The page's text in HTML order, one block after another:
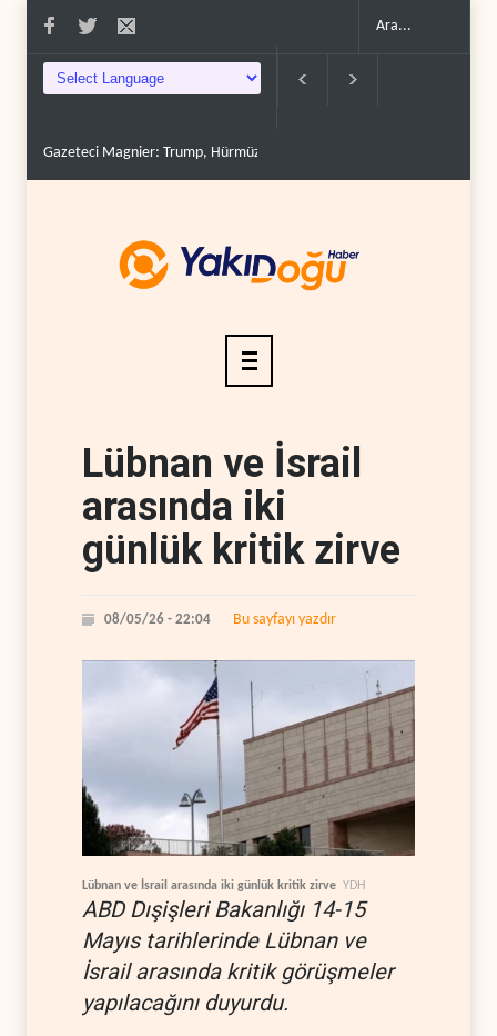
Gazeteci Magnier: Trump, Hürmüz Boğazı denetimini doğru..
Lübnan ve İsrail
arasında iki
günlük kritik zirve
08/05/26 - 22:04 Bu sayfayı yazdır
Lübnan ve İsrail arasında iki günlük kritik zirve YDH
ABD Dışişleri Bakanlığı 14-15
Mayıs tarihlerinde Lübnan ve
İsrail arasında kritik görüşmeler
yapılacağını duyurdu.